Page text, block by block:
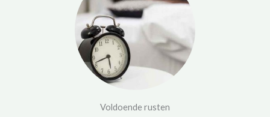
Voldoende rusten